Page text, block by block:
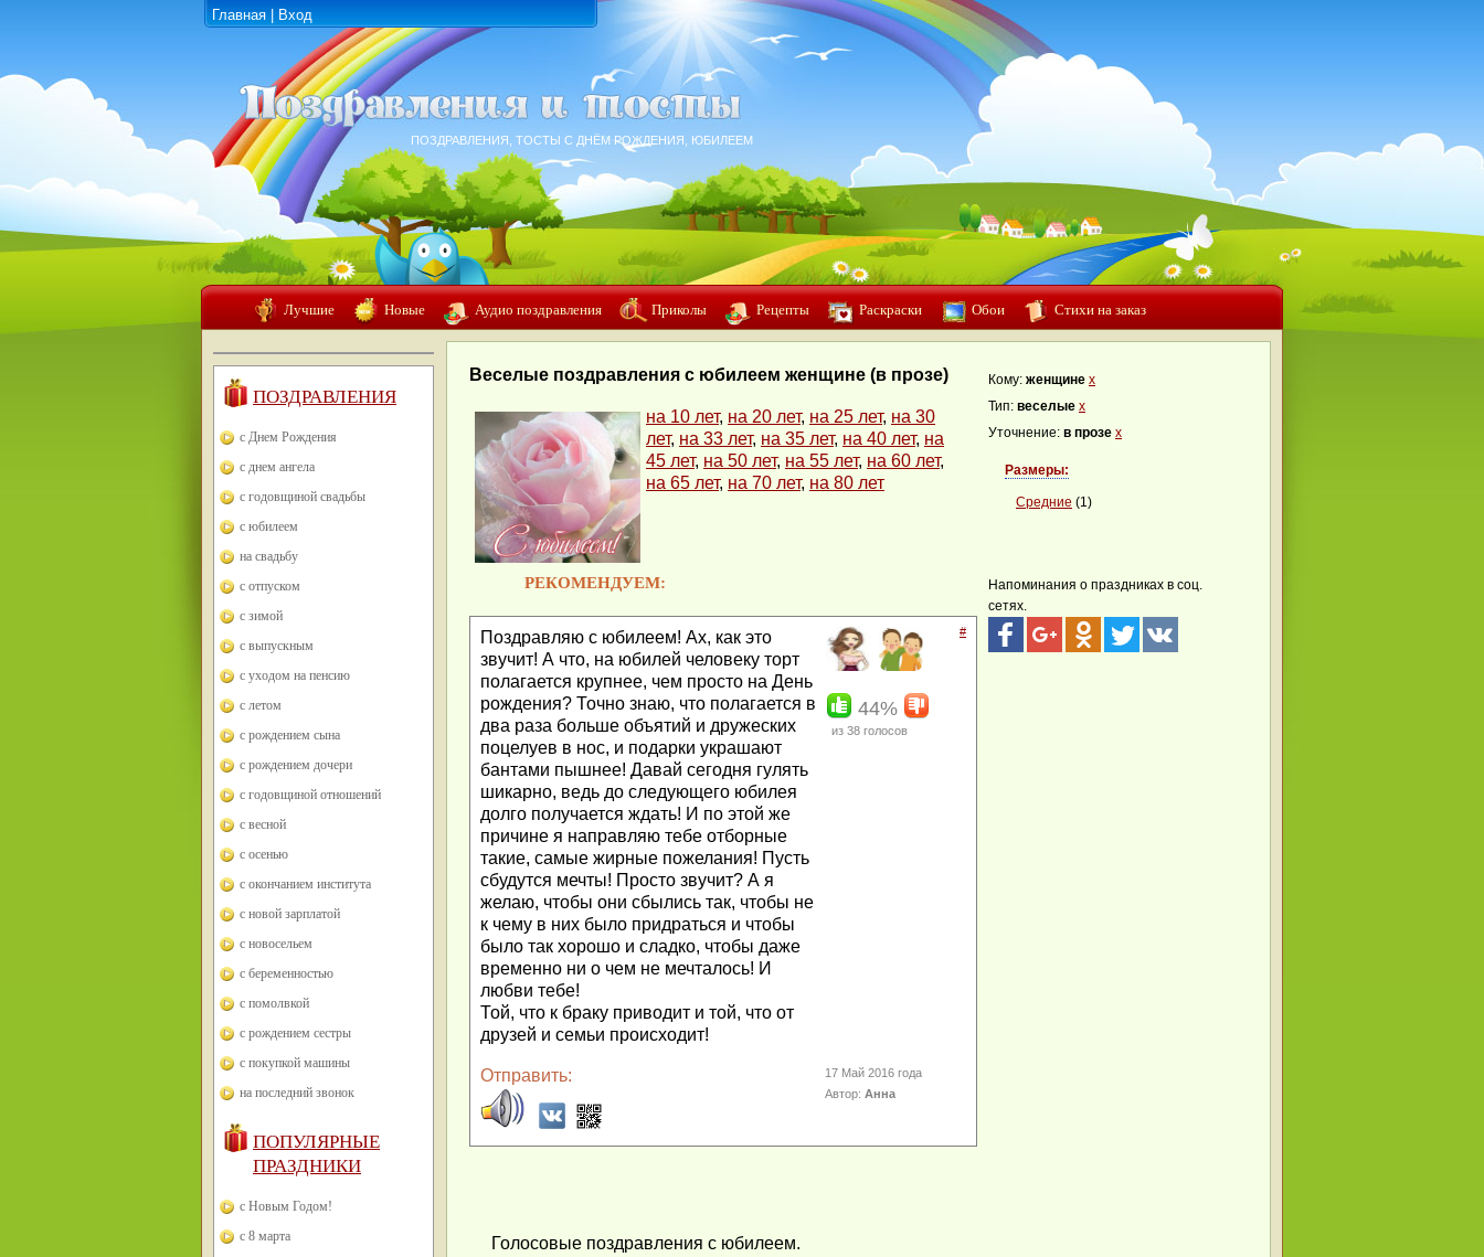
Главная Вход
ПОЗДРАВЛЕНИЯ, ТОСТЫ С ДНЁМ РОЖДЕНИЯ, ЮБИЛЕЕМ
Лучшие Новые Аудио поздравления Приколы Рецепты Раскраски Обои Стихи на заказ
ПОЗДРАВЛЕНИЯ
с Днем Рождения
с днем ангела
с годовщиной свадьбы
с юбилеем
на свадьбу
с отпуском
с зимой
с выпускным
с уходом на пенсию
с летом
с рождением сына
с рождением дочери
с годовщиной отношений
с весной
с осенью
с окончанием института
с новой зарплатой
с новосельем
с беременностью
с помолвкой
с рождением сестры
с покупкой машины
на последний звонок
ПОПУЛЯРНЫЕ
ПРАЗДНИКИ
с Новым Годом!
с 8 марта
Веселые поздравления с юбилеем женщине (в прозе)
на 10 лет, на 20 лет, на 25 лет, на 30
лет, на 33 лет, на 35 лет, на 40 лет, на
45 лет, на 50 лет, на 55 лет, на 60 лет,
на 65 лет, на 70 лет, на 80 лет
РЕКОМЕНДУЕМ:
Поздравляю с юбилеем! Ах, как это
звучит! А что, на юбилей человеку торт
полагается крупнее, чем просто на День
рождения? Точно знаю, что полагается в
два раза больше объятий и дружеских
поцелуев в нос, и подарки украшают
бантами пышнее! Давай сегодня гулять
шикарно, ведь до следующего юбилея
долго получается ждать! И по этой же
причине я направляю тебе отборные
такие, самые жирные пожелания! Пусть
сбудутся мечты! Просто звучит? А я
желаю, чтобы они сбылись так, чтобы не
к чему в них было придраться и чтобы
было так хорошо и сладко, чтобы даже
временно ни о чем не мечталось! И
любви тебе!
Той, что к браку приводит и той, что от
друзей и семьи происходит!
#
44%
из 38 голосов
Отправить:
17 Май 2016 года
Автор:Анна
Голосовые поздравления с юбилеем.
Кому: женщине x
Тип: веселые x
Уточнение: в прозе x
Размеры:
Средние (1)
Напоминания о праздниках в соц.
сетях.